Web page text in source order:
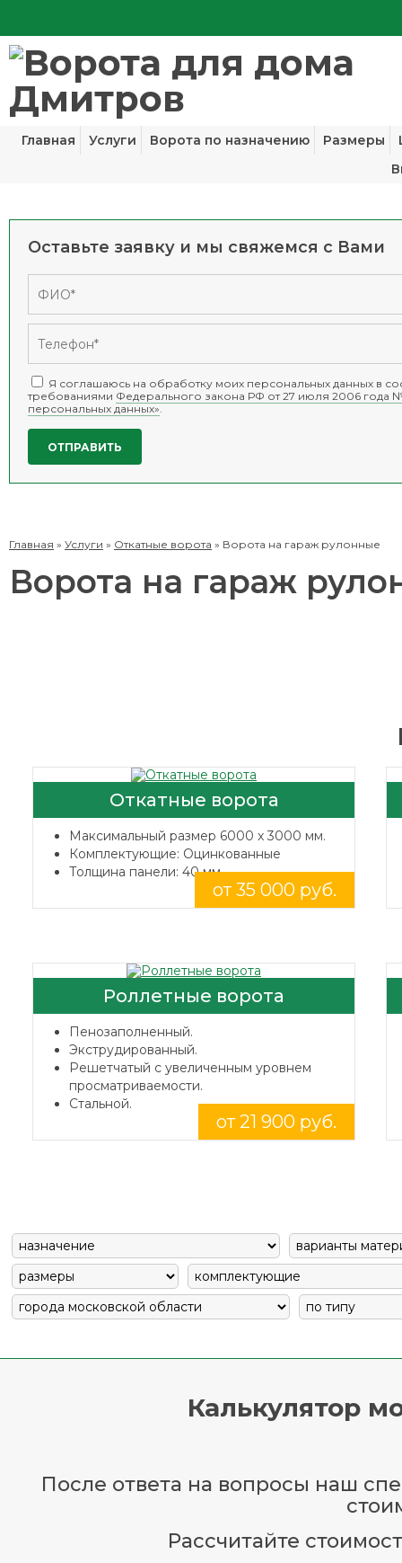
Главная Услуги Ворота по назначению Размеры
Оставьте заявку и мы свяжемся с Вами
Я соглашаюсь на обработку моих персональных данных в
требованиями Федерального закона РФ от 27 июля 2006 года
персональных данных».
Главная » Услуги » Откатные ворота » Ворота на гараж рулонные
Ворота на гараж
Откатные ворота
Максимальный размер 6000 x 3000 мм.
Комплектующие: Оцинкованные
Толщина панели: 40 мм.
от 35 000 руб.
Роллетные ворота
Пенозаполненный.
Экструдированный.
Решетчатый с увеличенным уровнем
просматриваемости.
Стальной.
от 21 900 руб.
Калькулятор
После ответа на вопросы наш
Рассчитайте